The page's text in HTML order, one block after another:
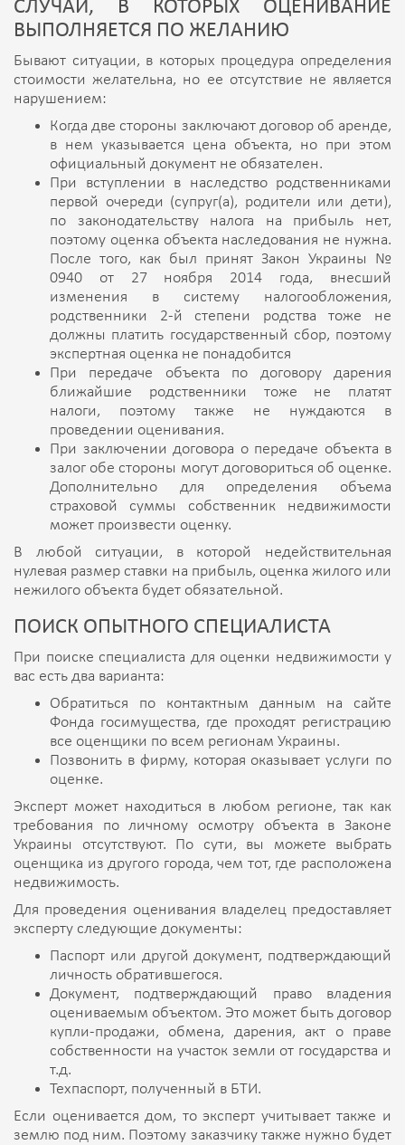
СЛУЧАИ, В КОТОРЫХ ОЦЕНИВАНИЕ
ВЫПОЛНЯЕТСЯ ПО ЖЕЛАНИЮ
Бывают ситуации, в которых процедура определения
стоимости желательна, но ее отсутствие не является
нарушением:
Когда две стороны заключают договор об аренде,
в нем указывается цена объекта, но при этом
официальный документ не обязателен.
При вступлении в наследство родственниками
первой очереди (супруг(а), родители или дети),
по законодательству налога на прибыль нет,
поэтому оценка объекта наследования не нужна.
После того, как был принят Закон Украины №
0940 от 27 ноября 2014 года, внесший
изменения в систему налогообложения,
родственники 2-й степени родства тоже не
должны платить государственный сбор, поэтому
экспертная оценка не понадобится
При передаче объекта по договору дарения
ближайшие родственники тоже не платят
налоги, поэтому также не нуждаются в
проведении оценивания.
При заключении договора о передаче объекта в
залог обе стороны могут договориться об оценке.
Дополнительно для определения объема
страховой суммы собственник недвижимости
может произвести оценку.
В любой ситуации, в которой недействительная
нулевая размер ставки на прибыль, оценка жилого или
нежилого объекта будет обязательной.
ПОИСК ОПЫТНОГО СПЕЦИАЛИСТА
При поиске специалиста для оценки недвижимости у
вас есть два варианта:
Обратиться по контактным данным на сайте
Фонда госимущества, где проходят регистрацию
все оценщики по всем регионам Украины.
Позвонить в фирму, которая оказывает услуги по
оценке.
Эксперт может находиться в любом регионе, так как
требования по личному осмотру объекта в Законе
Украины отсутствуют. По сути, вы можете выбрать
оценщика из другого города, чем тот, где расположена
недвижимость.
Для проведения оценивания владелец предоставляет
эксперту следующие документы:
Паспорт или другой документ, подтверждающий
личность обратившегося.
Документ, подтверждающий право владения
оцениваемым объектом. Это может быть договор
купли-продажи, обмена, дарения, акт о праве
собственности на участок земли от государства и
т.д.
Техпаспорт, полученный в БТИ.
Если оценивается дом, то эксперт учитывает также и
землю под ним. Поэтому заказчику также нужно будет